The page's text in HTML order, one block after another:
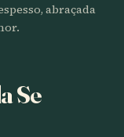
abraçada
Se